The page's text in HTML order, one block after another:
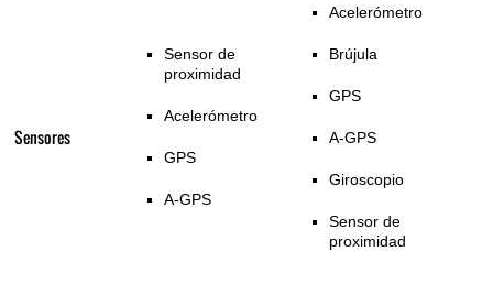
Sensores
Sensor de
proximidad
Acelerómetro
GPS
A-GPS
Acelerómetro
Brújula
GPS
A-GPS
Giroscopio
Sensor de
proximidad